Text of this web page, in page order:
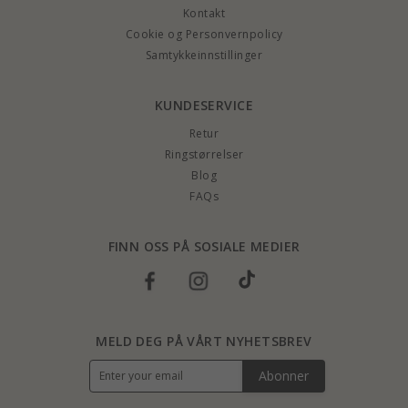
Kontakt
Cookie og Personvernpolicy
Samtykkeinnstillinger
KUNDESERVICE
Retur
Ringstørrelser
Blog
FAQs
FINN OSS PÅ SOSIALE MEDIER
MELD DEG PÅ VÅRT NYHETSBREV
Abonner